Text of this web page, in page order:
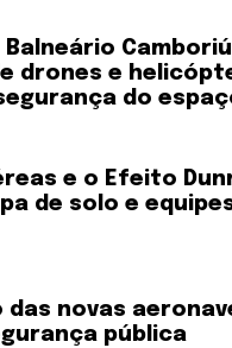
drones e
do
e o Efeito
de solo e
das novas
pública